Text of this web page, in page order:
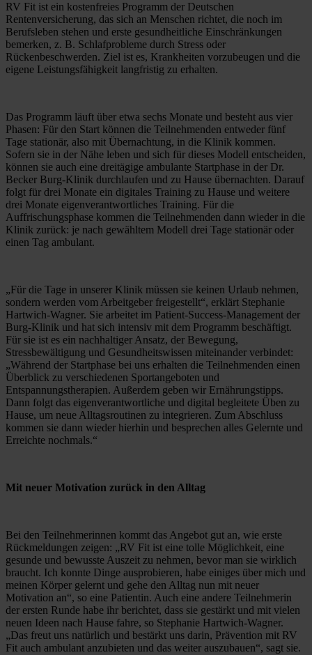
RV Fit ist ein kostenfreies Programm der Deutschen
Rentenversicherung, das sich an Menschen richtet, die noch im
Berufsleben stehen und erste gesundheitliche Einschränkungen
bemerken, z. B. Schlafprobleme durch Stress oder
Rückenbeschwerden. Ziel ist es, Krankheiten vorzubeugen und die
eigene Leistungsfähigkeit langfristig zu erhalten.
Das Programm läuft über etwa sechs Monate und besteht aus vier
Phasen: Für den Start können die Teilnehmenden entweder fünf
Tage stationär, also mit Übernachtung, in die Klinik kommen.
Sofern sie in der Nähe leben und sich für dieses Modell entscheiden,
können sie auch eine dreitägige ambulante Startphase in der Dr.
Becker Burg-Klinik durchlaufen und zu Hause übernachten. Darauf
folgt für drei Monate ein digitales Training zu Hause und weitere
drei Monate eigenverantwortliches Training. Für die
Auffrischungsphase kommen die Teilnehmenden dann wieder in die
Klinik zurück: je nach gewähltem Modell drei Tage stationär oder
einen Tag ambulant.
„Für die Tage in unserer Klinik müssen sie keinen Urlaub nehmen,
sondern werden vom Arbeitgeber freigestellt“, erklärt Stephanie
Hartwich-Wagner. Sie arbeitet im Patient-Success-Management der
Burg-Klinik und hat sich intensiv mit dem Programm beschäftigt.
Für sie ist es ein nachhaltiger Ansatz, der Bewegung,
Stressbewältigung und Gesundheitswissen miteinander verbindet:
„Während der Startphase bei uns erhalten die Teilnehmenden einen
Überblick zu verschiedenen Sportangeboten und
Entspannungstherapien. Außerdem geben wir Ernährungstipps.
Dann folgt das eigenverantwortliche und digital begleitete Üben zu
Hause, um neue Alltagsroutinen zu integrieren. Zum Abschluss
kommen sie dann wieder hierhin und besprechen alles Gelernte und
Erreichte nochmals.“
Mit neuer Motivation zurück in den Alltag
Bei den Teilnehmerinnen kommt das Angebot gut an, wie erste
Rückmeldungen zeigen: „RV Fit ist eine tolle Möglichkeit, eine
gesunde und bewusste Auszeit zu nehmen, bevor man sie wirklich
braucht. Ich konnte Dinge ausprobieren, habe einiges über mich und
meinen Körper gelernt und gehe den Alltag nun mit neuer
Motivation an“, so eine Patientin. Auch eine andere Teilnehmerin
der ersten Runde habe ihr berichtet, dass sie gestärkt und mit vielen
neuen Ideen nach Hause fahre, so Stephanie Hartwich-Wagner.
„Das freut uns natürlich und bestärkt uns darin, Prävention mit RV
Fit auch ambulant anzubieten und das weiter auszubauen“, sagt sie.